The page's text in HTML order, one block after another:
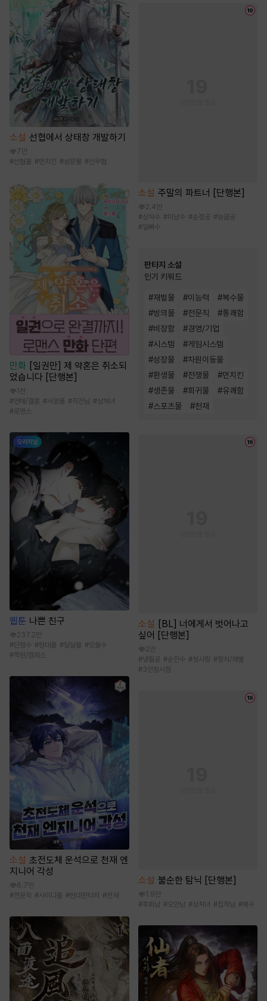
소설 선협에서 상태창 개발하기
7만
#선협물 #먼치킨 #성장물 #신무협
만화 [일권만] 제 약혼은 취소되
었습니다 [단행본]
1천
#연애/결혼 #서양풍 #직진남 #상처녀
#로맨스
웹툰 나쁜 친구
237.2만
#단정수 #현대물 #달달물 #모쏠수
#학원/캠퍼스
소설 초전도체 운석으로 천재 엔
지니어 각성
6.7만
#전문직 #사이다물 #현대판타지 #천재
소설 주말의 파트너 [단행본]
2.4만
#상처수 #미남수 #순정공 #능글공
#얼빠수
판타지 소설
인기 키워드
#재벌물 #이능력 #복수물
#빙의물 #전문직 #통쾌함
#비장함 #경영/기업
#시스템 #게임시스템
#성장물 #차원이동물
#환생물 #전쟁물 #먼치킨
#생존물 #회귀물 #유쾌함
#스포츠물 #천재
소설
[BL] 너에게서 벗어나고
싶어 [단행본]
2만
#냉혈공 #순진수 #첫사랑 #정치/재벌
#3인칭시점
소설 불순한 탐닉 [단행본]
1.9만
#후회남 #오만남 #상처녀 #집착남 #복수